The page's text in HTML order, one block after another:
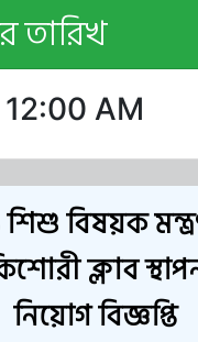
AM
বিষয়ক
ক্লাব
নিয়োগ বিজ্ঞপ্তি